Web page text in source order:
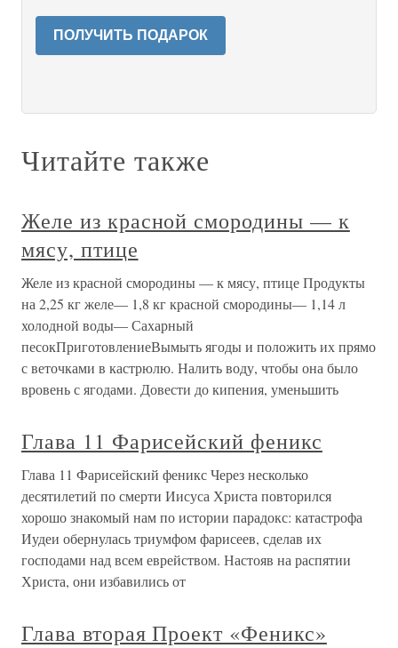
ПОЛУЧИТЬ ПОДАРОК
Читайте также
Желе из красной смородины — к
мясу, птице
Желе из красной смородины — к мясу, птице Продукты
на 2,25 кг желе— 1,8 кг красной смородины— 1,14 л
холодной воды— Сахарный
песокПриготовлениеВымыть ягоды и положить их прямо
с веточками в кастрюлю. Налить воду, чтобы она было
вровень с ягодами. Довести до кипения, уменьшить
Глава 11 Фарисейский феникс
Глава 11 Фарисейский феникс Через несколько
десятилетий по смерти Иисуса Христа повторился
хорошо знакомый нам по истории парадокс: катастрофа
Иудеи обернулась триумфом фарисеев, сделав их
господами над всем еврейством. Настояв на распятии
Христа, они избавились от
Глава вторая Проект «Феникс»